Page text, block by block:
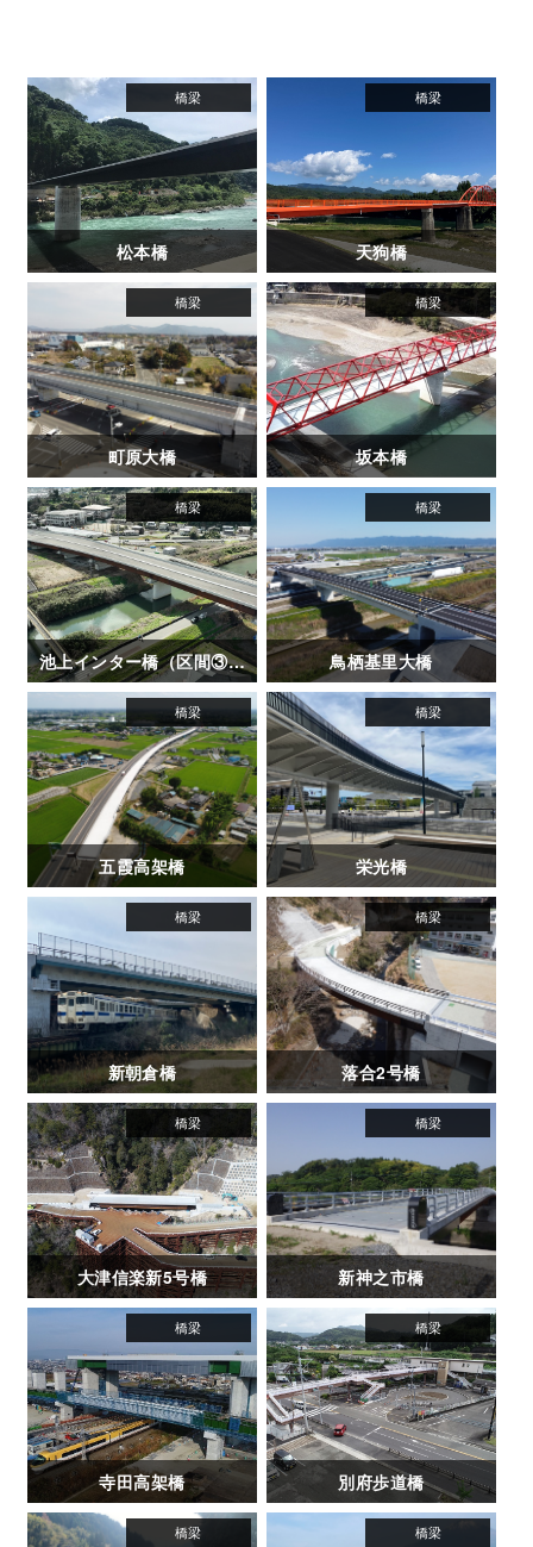
松本橋 天狗橋
町原大橋 坂本橋
池上インター橋（区間③-1） 鳥栖基里大橋
五霞高架橋 栄光橋
新朝倉橋 落合2号橋
大津信楽新5号橋 新神之市橋
寺田高架橋 別府歩道橋